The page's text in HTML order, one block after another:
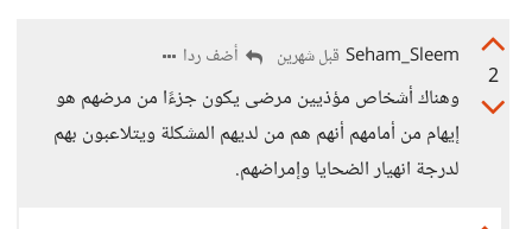
2
Seham_Sleem قبل شهرين أضف ردا
وهناك أشخاص مؤذيين مرضى يكون جزءًا من مرضهم هو
إيهام من أمامهم أنهم هم من لديهم المشكلة ويتلاعبون بهم
لدرجة انهيار الضحايا وإمراضهم.